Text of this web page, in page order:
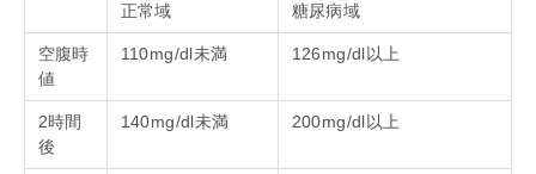
正常域 糖尿病域
空腹時
値
110mg/dl未満 126mg/dl以上
2時間
後
140mg/dl未満 200mg/dl以上